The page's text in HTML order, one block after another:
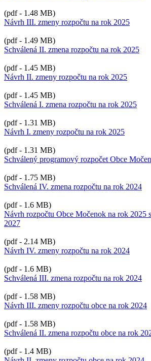
(pdf - 1.48 MB)
Návrh III. zmeny rozpočtu na rok 2025
(pdf - 1.49 MB)
Schválená II. zmena rozpočtu na rok 2025
(pdf - 1.45 MB)
Návrh II. zmeny rozpočtu na rok 2025
(pdf - 1.45 MB)
Schválená I. zmena rozpočtu na rok 2025
(pdf - 1.31 MB)
Návrh I. zmeny rozpočtu na rok 2025
(pdf - 1.31 MB)
Schválený programový rozpočet Obce
(pdf - 1.75 MB)
Schválená IV. zmena rozpočtu na rok 2024
(pdf - 1.6 MB)
Návrh rozpočtu Obce Močenok na rok 2025
2027
(pdf - 2.14 MB)
Návrh IV. zmeny rozpočtu na rok 2024
(pdf - 1.6 MB)
Schválená III. zmena rozpočtu na rok 2024
(pdf - 1.58 MB)
Návrh III. zmeny rozpočtu obce na rok 2024
(pdf - 1.58 MB)
Schválená II. zmena rozpočtu obce na rok
(pdf - 1.4 MB)